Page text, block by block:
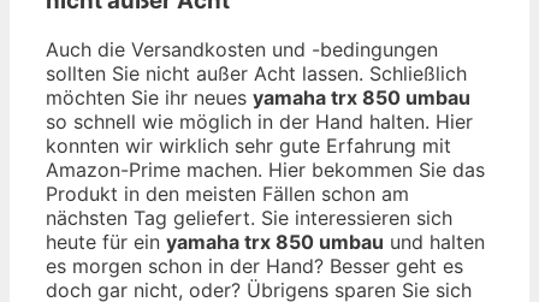
Auch die Versandkosten und -bedingungen
sollten Sie nicht außer Acht lassen. Schließlich
möchten Sie ihr neues yamaha trx 850 umbau
so schnell wie möglich in der Hand halten. Hier
konnten wir wirklich sehr gute Erfahrung mit
Amazon-Prime machen. Hier bekommen Sie das
Produkt in den meisten Fällen schon am
nächsten Tag geliefert. Sie interessieren sich
heute für ein yamaha trx 850 umbau und halten
es morgen schon in der Hand? Besser geht es
doch gar nicht, oder? Übrigens sparen Sie sich